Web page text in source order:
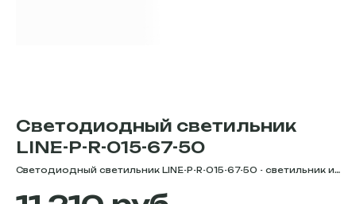
Светодиодный светильник
LINE-P-R-015-67-50
Светодиодный светильник LINE-P-R-015-67-50 - светильник из
помещений, мощностью 67 Вт. Цветовая температура -